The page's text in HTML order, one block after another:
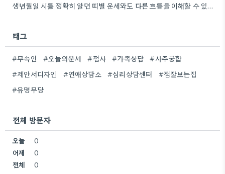
생년월일 시를 정확히 알면 띠별 운세와도 다른 흐름을 이해할 수 있다는 점이 흥미로웠어요. 저는 태어난…
태그
#무속인 #오늘의운세 #점사 #가족상담
#사주궁합
#제안서디자인
#연애상담소 #심리상담센터
#점잘보는집
#유명무당
전체 방문자
오늘
0
어제
0
전체
0